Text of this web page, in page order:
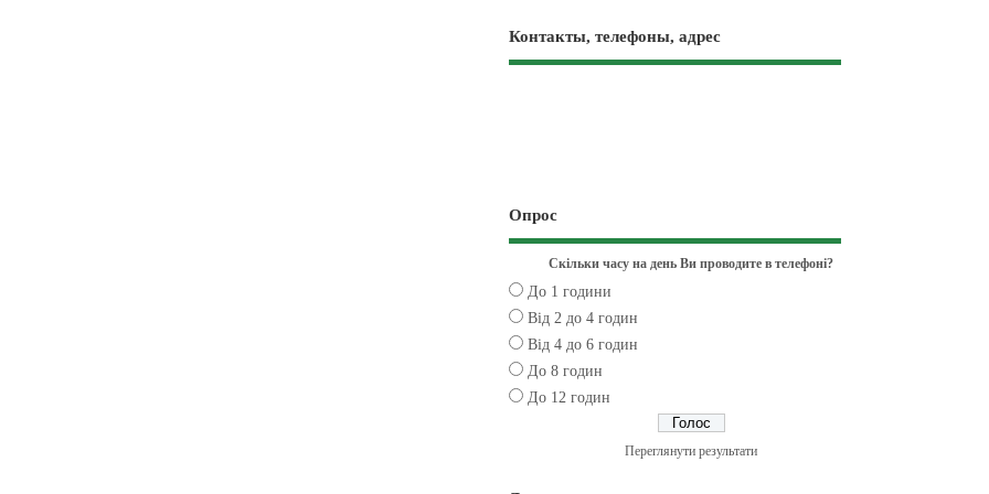
Контакты, телефоны, адрес
Опрос
Скільки часу на день Ви проводите в телефоні?
До 1 години
Від 2 до 4 годин
Від 4 до 6 годин
До 8 годин
До 12 годин
Переглянути результати